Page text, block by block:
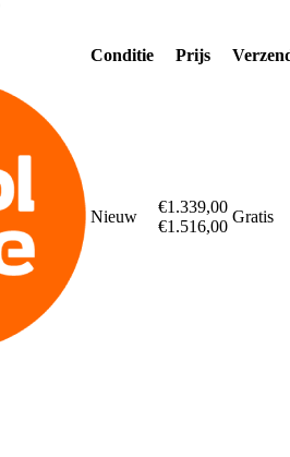
Conditie Prijs
Nieuw
€1.339,00
€1.516,00
Gratis